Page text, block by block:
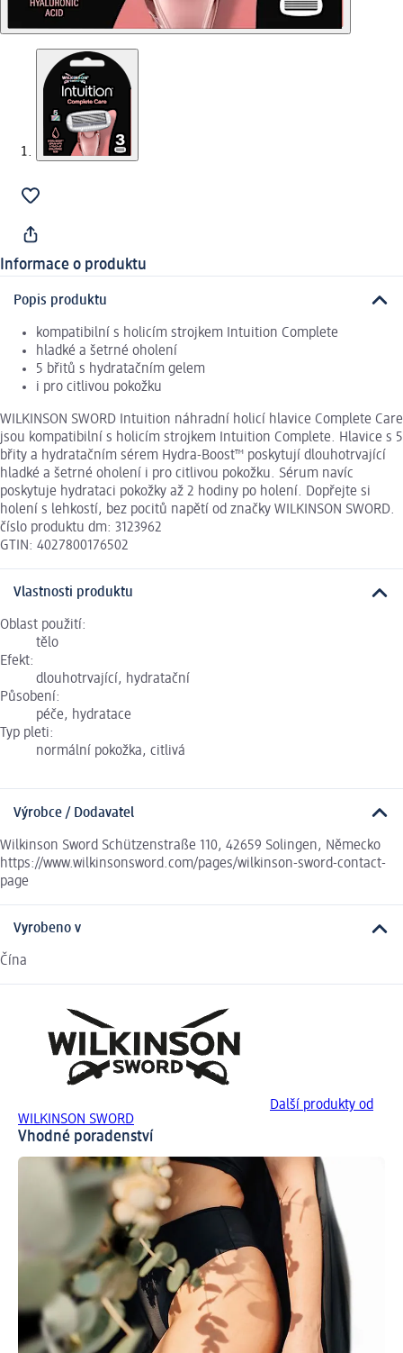
Informace o produktu
Popis produktu
kompatibilní s holicím strojkem Intuition Complete
hladké a šetrné oholení
5 břitů s hydratačním gelem
i pro citlivou pokožku
WILKINSON SWORD Intuition náhradní holicí hlavice Complete Care
jsou kompatibilní s holicím strojkem Intuition Complete. Hlavice s 5
břity a hydratačním sérem Hydra-Boost™ poskytují dlouhotrvající
hladké a šetrné oholení i pro citlivou pokožku. Sérum navíc
poskytuje hydrataci pokožky až 2 hodiny po holení. Dopřejte si
holení s lehkostí, bez pocitů napětí od značky WILKINSON SWORD.
číslo produktu dm: 3123962
GTIN: 4027800176502
Vlastnosti produktu
Oblast použití:
tělo
Efekt:
dlouhotrvající, hydratační
Působení:
péče, hydratace
Typ pleti:
normální pokožka, citlivá
Výrobce / Dodavatel
Wilkinson Sword Schützenstraße 110, 42659 Solingen, Německo
https://www.wilkinsonsword.com/pages/wilkinson-sword-contact-
page
Vyrobeno v
Čína
Další produkty od
WILKINSON SWORD
Vhodné poradenství